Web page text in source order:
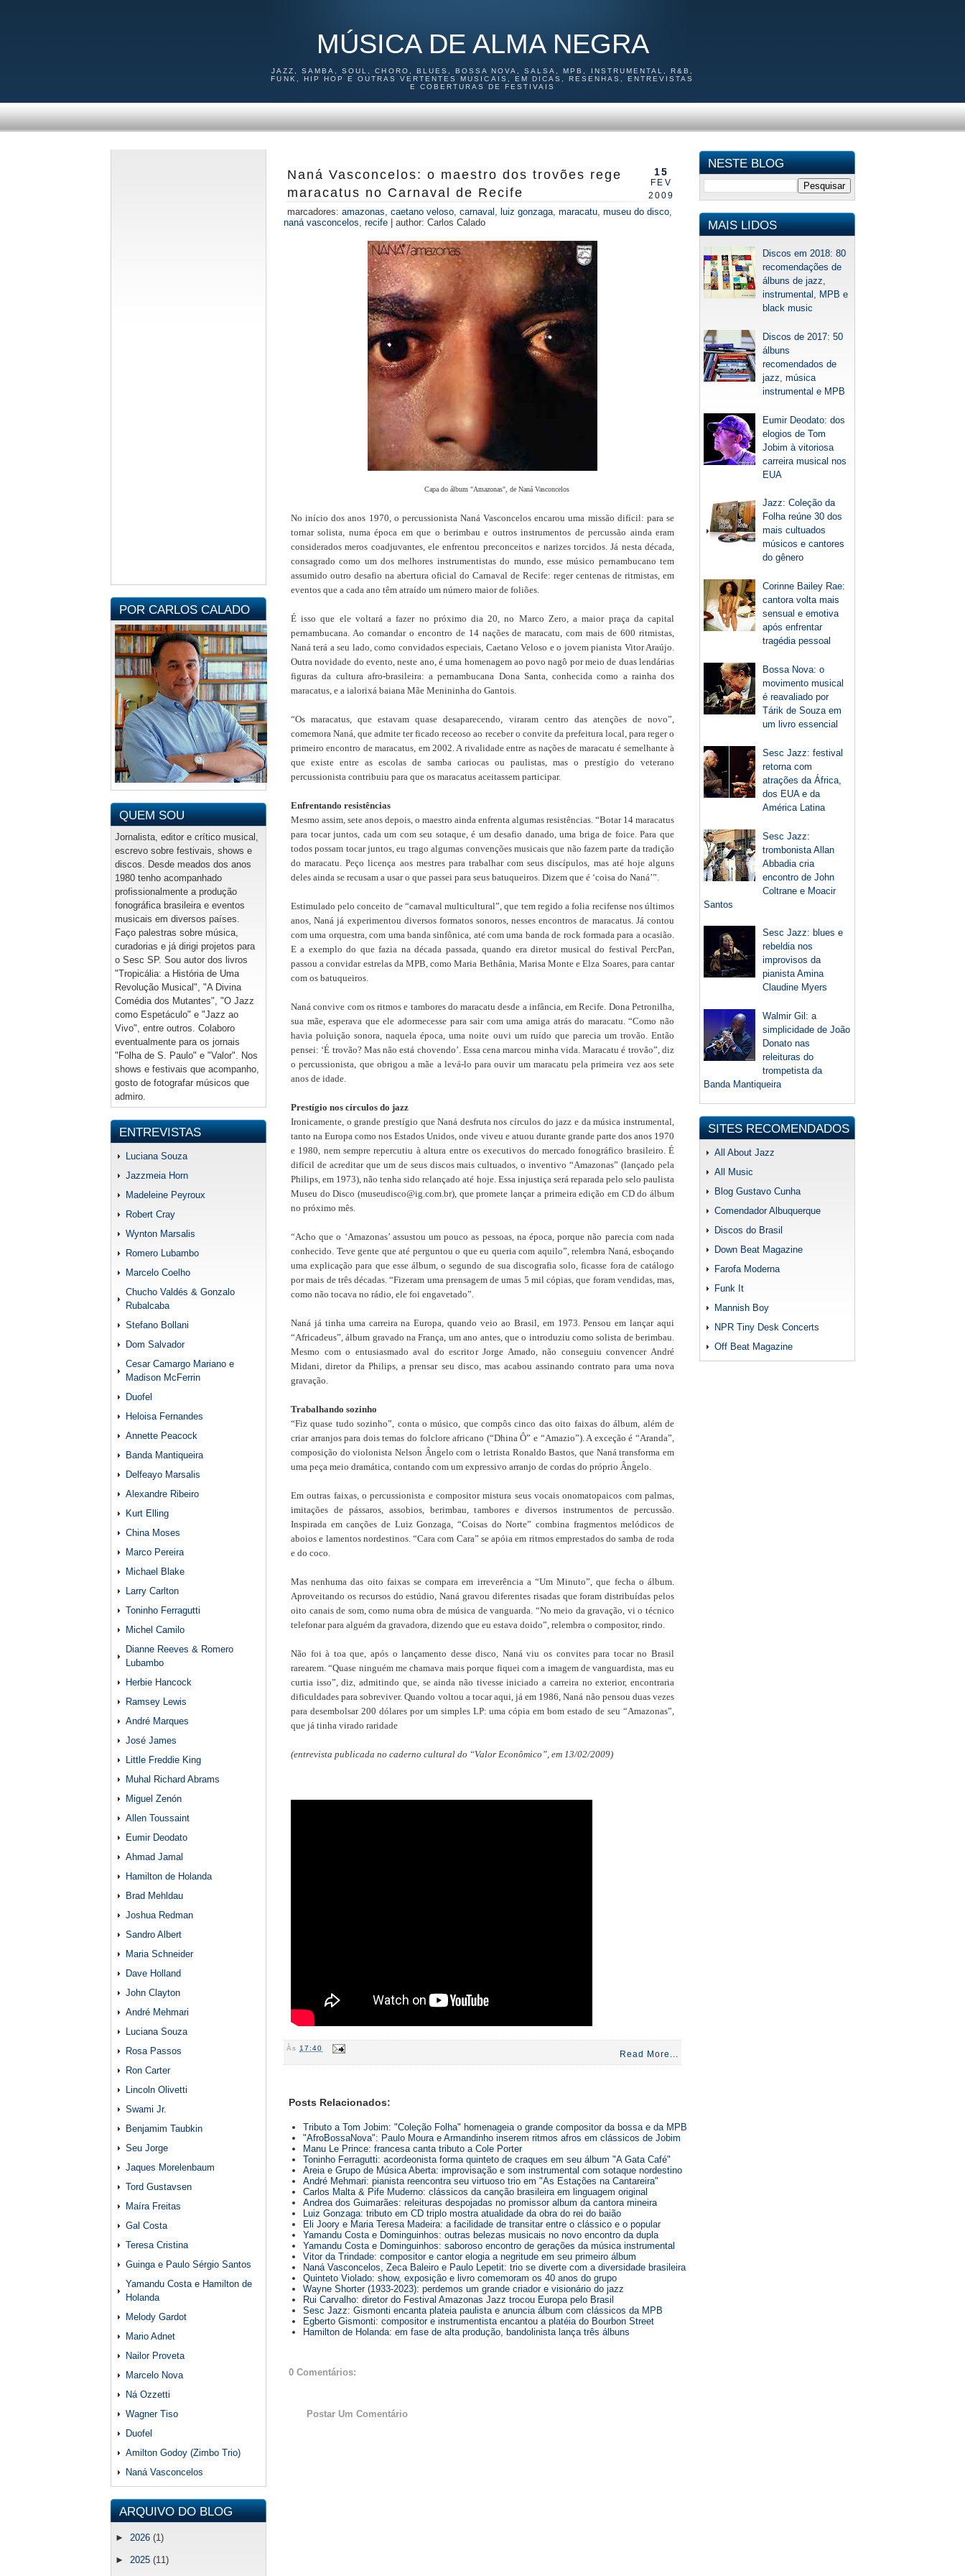
MÚSICA DE ALMA NEGRA
JAZZ, SAMBA, SOUL, CHORO, BLUES, BOSSA NOVA, SALSA, MPB, INSTRUMENTAL, R&B,
FUNK, HIP HOP E OUTRAS VERTENTES MUSICAIS, EM DICAS, RESENHAS, ENTREVISTAS
E COBERTURAS DE FESTIVAIS
POR CARLOS CALADO
QUEM SOU
Jornalista, editor e crítico musical,
escrevo sobre festivais, shows e
discos. Desde meados dos anos
1980 tenho acompanhado
profissionalmente a produção
fonográfica brasileira e eventos
musicais em diversos países.
Faço palestras sobre música,
curadorias e já dirigi projetos para
o Sesc SP. Sou autor dos livros
"Tropicália: a História de Uma
Revolução Musical", "A Divina
Comédia dos Mutantes", "O Jazz
como Espetáculo" e "Jazz ao
Vivo", entre outros. Colaboro
eventualmente para os jornais
"Folha de S. Paulo" e "Valor". Nos
shows e festivais que acompanho,
gosto de fotografar músicos que
admiro.
ENTREVISTAS
Luciana Souza
Jazzmeia Horn
Madeleine Peyroux
Robert Cray
Wynton Marsalis
Romero Lubambo
Marcelo Coelho
Chucho Valdés & Gonzalo
Rubalcaba
Stefano Bollani
Dom Salvador
Cesar Camargo Mariano e
Madison McFerrin
Duofel
Heloisa Fernandes
Annette Peacock
Banda Mantiqueira
Delfeayo Marsalis
Alexandre Ribeiro
Kurt Elling
China Moses
Marco Pereira
Michael Blake
Larry Carlton
Toninho Ferragutti
Michel Camilo
Dianne Reeves & Romero
Lubambo
Herbie Hancock
Ramsey Lewis
André Marques
José James
Little Freddie King
Muhal Richard Abrams
Miguel Zenón
Allen Toussaint
Eumir Deodato
Ahmad Jamal
Hamilton de Holanda
Brad Mehldau
Joshua Redman
Sandro Albert
Maria Schneider
Dave Holland
John Clayton
André Mehmari
Luciana Souza
Rosa Passos
Ron Carter
Lincoln Olivetti
Swami Jr.
Benjamim Taubkin
Seu Jorge
Jaques Morelenbaum
Tord Gustavsen
Maíra Freitas
Gal Costa
Teresa Cristina
Guinga e Paulo Sérgio Santos
Yamandu Costa e Hamilton de
Holanda
Melody Gardot
Mario Adnet
Nailor Proveta
Marcelo Nova
Ná Ozzetti
Wagner Tiso
Duofel
Amilton Godoy (Zimbo Trio)
Naná Vasconcelos
ARQUIVO DO BLOG
► 2026 (1)
► 2025 (11)
15
FEV
2009
Naná Vasconcelos: o maestro dos trovões rege
maracatus no Carnaval de Recife
marcadores: amazonas, caetano veloso, carnaval , luiz gonzaga, maracatu, museu do disco,
naná vasconcelos, recife author: Carlos Calado
Capa do álbum "Amazonas", de Naná Vasconcelos
No início dos anos 1970, o percussionista Naná Vasconcelos encarou uma missão difícil: para se
tornar solista, numa época em que o berimbau e outros instrumentos de percussão ainda eram
considerados meros coadjuvantes, ele enfrentou preconceitos e narizes torcidos. Já nesta década,
consagrado como um dos melhores instrumentistas do mundo, esse músico pernambucano tem
assumido outro desafio na abertura oficial do Carnaval de Recife: reger centenas de ritmistas, em
eventos que a cada ano têm atraído um número maior de foliões.
É isso que ele voltará a fazer no próximo dia 20, no Marco Zero, a maior praça da capital
pernambucana. Ao comandar o encontro de 14 nações de maracatu, com mais de 600 ritmistas,
Naná terá a seu lado, como convidados especiais, Caetano Veloso e o jovem pianista Vitor Araújo.
Outra novidade do evento, neste ano, é uma homenagem ao povo nagô por meio de duas lendárias
figuras da cultura afro-brasileira: a pernambucana Dona Santa, conhecida como a rainha dos
maracatus, e a ialorixá baiana Mãe Menininha do Gantois.
“Os maracatus, que estavam quase desaparecendo, viraram centro das atenções de novo”,
comemora Naná, que admite ter ficado receoso ao receber o convite da prefeitura local, para reger o
primeiro encontro de maracatus, em 2002. A rivalidade entre as nações de maracatu é semelhante à
que existe entre as escolas de samba cariocas ou paulistas, mas o prestígio do veterano
percussionista contribuiu para que os maracatus aceitassem participar.
Enfrentando resistências
Mesmo assim, sete anos depois, o maestro ainda enfrenta algumas resistências. “Botar 14 maracatus
para tocar juntos, cada um com seu sotaque, é um desafio danado, uma briga de foice. Para que
todos possam tocar juntos, eu trago algumas convenções musicais que não fazem parte da tradição
do maracatu. Peço licença aos mestres para trabalhar com seus discípulos, mas até hoje alguns
deles ainda se recusam a usar o que passei para seus batuqueiros. Dizem que é ‘coisa do Naná’”.
Estimulado pelo conceito de “carnaval multicultural”, que tem regido a folia recifense nos últimos
anos, Naná já experimentou diversos formatos sonoros, nesses encontros de maracatus. Já contou
com uma orquestra, com uma banda sinfônica, até com uma banda de rock formada para a ocasião.
E a exemplo do que fazia na década passada, quando era diretor musical do festival PercPan,
passou a convidar estrelas da MPB, como Maria Bethânia, Marisa Monte e Elza Soares, para cantar
com os batuqueiros.
Naná convive com os ritmos e tambores do maracatu desde a infância, em Recife. Dona Petronilha,
sua mãe, esperava que ele adormecesse para sair com uma amiga atrás do maracatu. “Como não
havia poluição sonora, naquela época, uma noite ouvi um ruído que parecia um trovão. Então
pensei: ‘É trovão? Mas não está chovendo’. Essa cena marcou minha vida. Maracatu é trovão”, diz
o percussionista, que obrigou a mãe a levá-lo para ouvir um maracatu pela primeira vez aos sete
anos de idade.
Prestígio nos círculos do jazz
Ironicamente, o grande prestígio que Naná desfruta nos círculos do jazz e da música instrumental,
tanto na Europa como nos Estados Unidos, onde viveu e atuou durante grande parte dos anos 1970
e 1980, nem sempre repercutiu à altura entre os executivos do mercado fonográfico brasileiro. É
difícil de acreditar que um de seus discos mais cultuados, o inventivo “Amazonas” (lançado pela
Philips, em 1973), não tenha sido relançado até hoje. Essa injustiça será reparada pelo selo paulista
Museu do Disco (museudisco@ig.com.br), que promete lançar a primeira edição em CD do álbum
no próximo mês.
“Acho que o ‘Amazonas’ assustou um pouco as pessoas, na época, porque não parecia com nada
conhecido. Teve gente que até perguntou o que eu queria com aquilo”, relembra Naná, esboçando
uma explicação para que esse álbum, o segundo de sua discografia solo, ficasse fora de catálogo
por mais de três décadas. “Fizeram uma prensagem de umas 5 mil cópias, que foram vendidas, mas,
como não tocava no rádio, ele foi engavetado”.
Naná já tinha uma carreira na Europa, quando veio ao Brasil, em 1973. Pensou em lançar aqui
“Africadeus”, álbum gravado na França, um ano antes, que o introduziu como solista de berimbau.
Mesmo com o entusiasmado aval do escritor Jorge Amado, não conseguiu convencer André
Midani, diretor da Philips, a prensar seu disco, mas acabou assinando contrato para uma nova
gravação.
Trabalhando sozinho
“Fiz quase tudo sozinho”, conta o músico, que compôs cinco das oito faixas do álbum, além de
criar arranjos para dois temas do folclore africano (“Dhina Ô” e “Amazio”). A exceção é “Aranda”,
composição do violonista Nelson Ângelo com o letrista Ronaldo Bastos, que Naná transforma em
uma peça meio dramática, contando com um expressivo arranjo de cordas do próprio Ângelo.
Em outras faixas, o percussionista e compositor mistura seus vocais onomatopaicos com palmas,
imitações de pássaros, assobios, berimbau, tambores e diversos instrumentos de percussão.
Inspirada em canções de Luiz Gonzaga, “Coisas do Norte” combina fragmentos melódicos de
aboios e lamentos nordestinos. “Cara com Cara” se apóia em ritmos emprestados do samba de roda
e do coco.
Mas nenhuma das oito faixas se compara em irreverência a “Um Minuto”, que fecha o álbum.
Aproveitando os recursos do estúdio, Naná gravou diferentes risadas que foram distribuídas pelos
oito canais de som, como numa obra de música de vanguarda. “No meio da gravação, vi o técnico
telefonar para alguém da gravadora, dizendo que eu estava doido”, relembra o compositor, rindo.
Não foi à toa que, após o lançamento desse disco, Naná viu os convites para tocar no Brasil
rarearem. “Quase ninguém me chamava mais porque fiquei com a imagem de vanguardista, mas eu
curtia isso”, diz, admitindo que, se ainda não tivesse iniciado a carreira no exterior, encontraria
dificuldades para sobreviver. Quando voltou a tocar aqui, já em 1986, Naná não pensou duas vezes
para desembolsar 200 dólares por um simples LP: uma cópia em bom estado de seu “Amazonas”,
que já tinha virado raridade
(entrevista publicada no caderno cultural do “Valor Econômico”, em 13/02/2009)
Read More...
Às 17:40
Posts Relacionados:
Tributo a Tom Jobim: "Coleção Folha" homenageia o grande compositor da bossa e da MPB
"AfroBossaNova": Paulo Moura e Armandinho inserem ritmos afros em clássicos de Jobim
Manu Le Prince: francesa canta tributo a Cole Porter
Toninho Ferragutti: acordeonista forma quinteto de craques em seu álbum "A Gata Café"
Areia e Grupo de Música Aberta: improvisação e som instrumental com sotaque nordestino
André Mehmari: pianista reencontra seu virtuoso trio em "As Estações na Cantareira"
Carlos Malta & Pife Muderno: clássicos da canção brasileira em linguagem original
Andrea dos Guimarães: releituras despojadas no promissor album da cantora mineira
Luiz Gonzaga: tributo em CD triplo mostra atualidade da obra do rei do baião
Eli Joory e Maria Teresa Madeira: a facilidade de transitar entre o clássico e o popular
Yamandu Costa e Dominguinhos: outras belezas musicais no novo encontro da dupla
Yamandu Costa e Dominguinhos: saboroso encontro de gerações da música instrumental
Vitor da Trindade: compositor e cantor elogia a negritude em seu primeiro álbum
Naná Vasconcelos, Zeca Baleiro e Paulo Lepetit: trio se diverte com a diversidade brasileira
Quinteto Violado: show, exposição e livro comemoram os 40 anos do grupo
Wayne Shorter (1933-2023): perdemos um grande criador e visionário do jazz
Rui Carvalho: diretor do Festival Amazonas Jazz trocou Europa pelo Brasil
Sesc Jazz: Gismonti encanta plateia paulista e anuncia álbum com clássicos da MPB
Egberto Gismonti: compositor e instrumentista encantou a platéia do Bourbon Street
Hamilton de Holanda: em fase de alta produção, bandolinista lança três álbuns
0 Comentários:
Postar Um Comentário
NESTE BLOG
MAIS LIDOS
Discos em 2018: 80
recomendações de
álbuns de jazz,
instrumental, MPB e
black music
Discos de 2017: 50
álbuns
recomendados de
jazz, música
instrumental e MPB
Eumir Deodato: dos
elogios de Tom
Jobim à vitoriosa
carreira musical nos
EUA
Jazz: Coleção da
Folha reúne 30 dos
mais cultuados
músicos e cantores
do gênero
Corinne Bailey Rae:
cantora volta mais
sensual e emotiva
após enfrentar
tragédia pessoal
Bossa Nova: o
movimento musical
é reavaliado por
Tárik de Souza em
um livro essencial
Sesc Jazz: festival
retorna com
atrações da África,
dos EUA e da
América Latina
Sesc Jazz:
trombonista Allan
Abbadia cria
encontro de John
Coltrane e Moacir
Santos
Sesc Jazz: blues e
rebeldia nos
improvisos da
pianista Amina
Claudine Myers
Walmir Gil: a
simplicidade de João
Donato nas
releituras do
trompetista da
Banda Mantiqueira
SITES RECOMENDADOS
All About Jazz
All Music
Blog Gustavo Cunha
Comendador Albuquerque
Discos do Brasil
Down Beat Magazine
Farofa Moderna
Funk It
Mannish Boy
NPR Tiny Desk Concerts
Off Beat Magazine